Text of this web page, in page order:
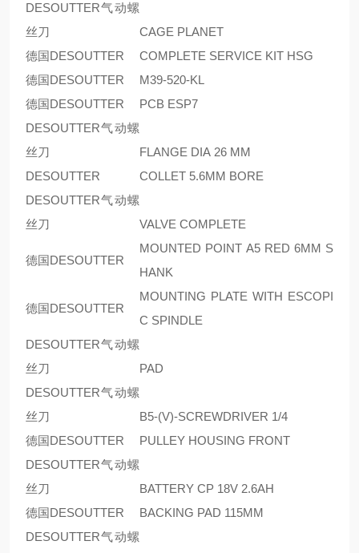
DESOUTTER气动螺
丝刀
CAGE PLANET
德国DESOUTTER
COMPLETE SERVICE KIT HSG
德国DESOUTTER
M39-520-KL
德国DESOUTTER
PCB ESP7
DESOUTTER气动螺
丝刀
FLANGE DIA 26 MM
DESOUTTER
COLLET 5.6MM BORE
DESOUTTER气动螺
丝刀
VALVE COMPLETE
德国DESOUTTER
MOUNTED POINT A5 RED 6MM S
HANK
德国DESOUTTER
MOUNTING PLATE WITH ESCOPI
C SPINDLE
DESOUTTER气动螺
丝刀
PAD
DESOUTTER气动螺
丝刀
B5-(V)-SCREWDRIVER 1/4
德国DESOUTTER
PULLEY HOUSING FRONT
DESOUTTER气动螺
丝刀
BATTERY CP 18V 2.6AH
德国DESOUTTER
BACKING PAD 115MM
DESOUTTER气动螺